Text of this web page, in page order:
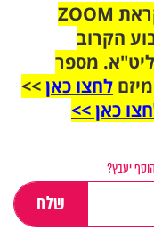
הצטרפו לקבוצת הוואטסאפ לקראת ZOOM
הקרוב
מספר
לחצו כאן>>
כאן >>
יעבץ?